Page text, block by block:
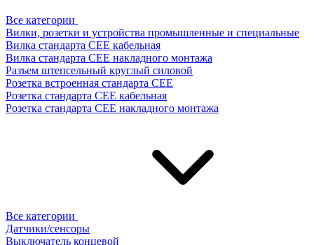
Все категории
Вилки, розетки и устройства промышленные и специальные
Вилка стандарта CEE кабельная
Вилка стандарта CEE накладного монтажа
Разъем штепсельный круглый силовой
Розетка встроенная стандарта CEE
Розетка стандарта СЕЕ кабельная
Розетка стандарта СЕЕ накладного монтажа
Все категории
Датчики/сенсоры
Выключатель концевой